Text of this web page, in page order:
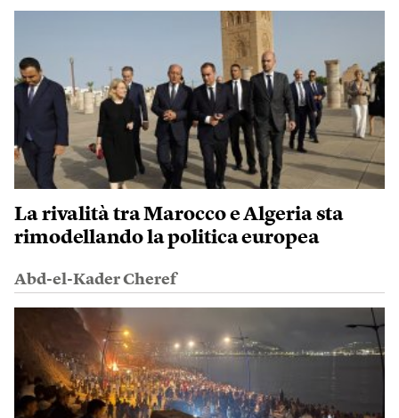
La rivalità tra Marocco e Algeria sta
rimodellando la politica europea
Abd-el-Kader Cheref